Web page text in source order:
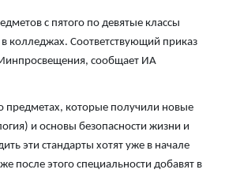
с пятого по девятые классы
в колледжах. Соответствующий приказ
Минпросвещения, сообщает ИА
предметах, которые получили новые
и основы безопасности жизни и
эти стандарты хотят уже в начале
после этого специальности добавят в